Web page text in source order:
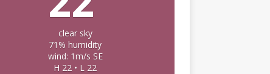
clear sky
71% humidity
wind: 1m/s SE
H 22 • L 22